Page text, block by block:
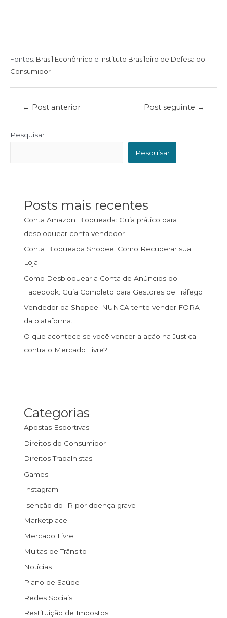
Fontes: Brasil Econômico e Instituto Brasileiro de Defesa do
Consumidor
← Post anterior Post seguinte →
Pesquisar
Pesquisar
Posts mais recentes
Conta Amazon Bloqueada: Guia prático para
desbloquear conta vendedor
Conta Bloqueada Shopee: Como Recuperar sua
Loja
Como Desbloquear a Conta de Anúncios do
Facebook: Guia Completo para Gestores de Tráfego
Vendedor da Shopee: NUNCA tente vender FORA
da plataforma.
O que acontece se você vencer a ação na Justiça
contra o Mercado Livre?
Categorias
Apostas Esportivas
Direitos do Consumidor
Direitos Trabalhistas
Games
Instagram
Isenção do IR por doença grave
Marketplace
Mercado Livre
Multas de Trânsito
Notícias
Plano de Saúde
Redes Sociais
Restituição de Impostos